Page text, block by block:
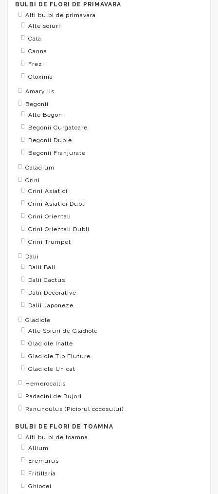
BULBI DE FLORI DE PRIMAVARA
Alti bulbi de primavara
Alte soiuri
Cala
Canna
Frezii
Gloxinia
Amaryllis
Begonii
Alte Begonii
Begonii Curgatoare
Begonii Duble
Begonii Franjurate
Caladium
Crini
Crini Asiatici
Crini Asiatici Dubli
Crini Orientali
Crini Orientali Dubli
Crini Trumpet
Dalii
Dalii Ball
Dalii Cactus
Dalii Decorative
Dalii Japoneze
Gladiole
Alte Soiuri de Gladiole
Gladiole Inalte
Gladiole Tip Fluture
Gladiole Unicat
Hemerocallis
Radacini de Bujori
Ranunculus (Piciorul cocosului)
BULBI DE FLORI DE TOAMNA
Alti bulbi de toamna
Allium
Eremurus
Fritillaria
Ghiocei